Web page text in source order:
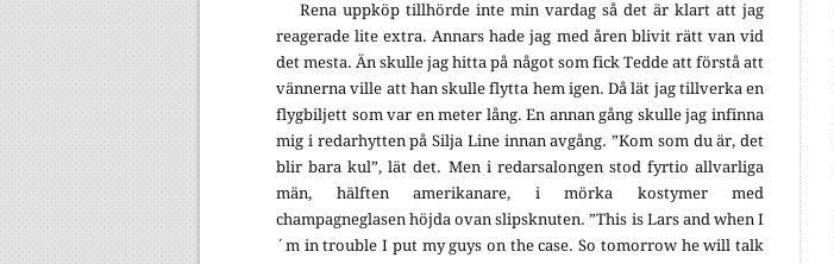
Rena uppköp tillhörde inte min vardag så det är klart att jag
reagerade lite extra. Annars hade jag med åren blivit rätt van vid
det mesta. Än skulle jag hitta på något som fick Tedde att förstå att
vännerna ville att han skulle flytta hem igen. Då lät jag tillverka en
flygbiljett som var en meter lång. En annan gång skulle jag infinna
mig i redarhytten på Silja Line innan avgång. ”Kom som du är, det
blir bara kul”, lät det. Men i redarsalongen stod fyrtio allvarliga
män, hälften amerikanare, i mörka kostymer med
champagneglasen höjda ovan slipsknuten. ”This is Lars and when I
´m in trouble I put my guys on the case. So tomorrow he will talk